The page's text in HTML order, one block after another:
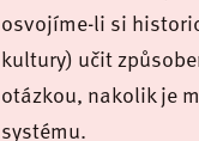
osvojíme-li si
kultury) učit
otázkou, nakolik je
systému.